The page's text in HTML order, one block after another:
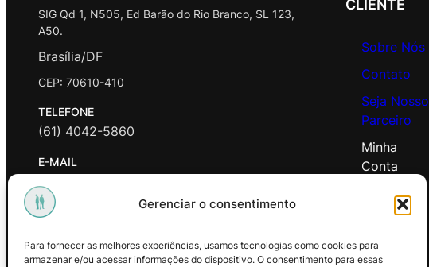
Gerenciar o consentimento
Para fornecer as melhores experiências, usamos tecnologias como cookies para
armazenar e/ou acessar informações do dispositivo. O consentimento para essas
SIG Qd 1, N505, Ed Barão do Rio Branco, SL 123,
A50.
Brasília/DF
CEP: 70610-410
TELEFONE
(61) 4042-5860
E-MAIL
contato@promasters.net.br
HORÁRIO DE ATENDIMENTO
CLIENTE
Sobre Nós
Contato
Seja Nosso
Parceiro
Minha
Conta